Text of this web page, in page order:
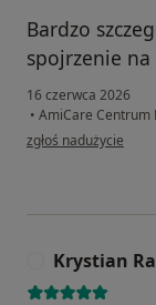
Bardzo
spojrzenie
16 czerwca 2026
• AmiCare Centrum
w opinii użytkownika
zgłoś nadużycie
Krystian